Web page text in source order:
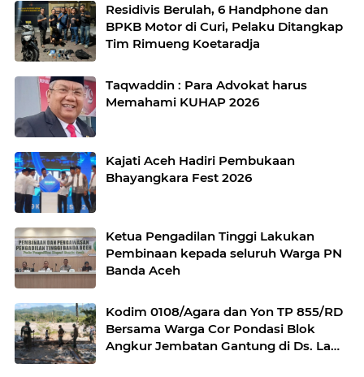
Residivis Berulah, 6 Handphone dan
BPKB Motor di Curi, Pelaku Ditangkap
Tim Rimueng Koetaradja
Taqwaddin : Para Advokat harus
Memahami KUHAP 2026
Kajati Aceh Hadiri Pembukaan
Bhayangkara Fest 2026
Ketua Pengadilan Tinggi Lakukan
Pembinaan kepada seluruh Warga PN
Banda Aceh
Kodim 0108/Agara dan Yon TP 855/RD
Bersama Warga Cor Pondasi Blok
Angkur Jembatan Gantung di Ds. Lawe